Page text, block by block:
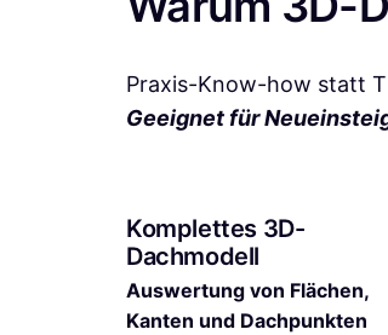
Praxis-Know-how statt
Geeignet für
Komplettes 3D-
Dachmodell
Auswertung von Flächen,
Kanten und Dachpunkten